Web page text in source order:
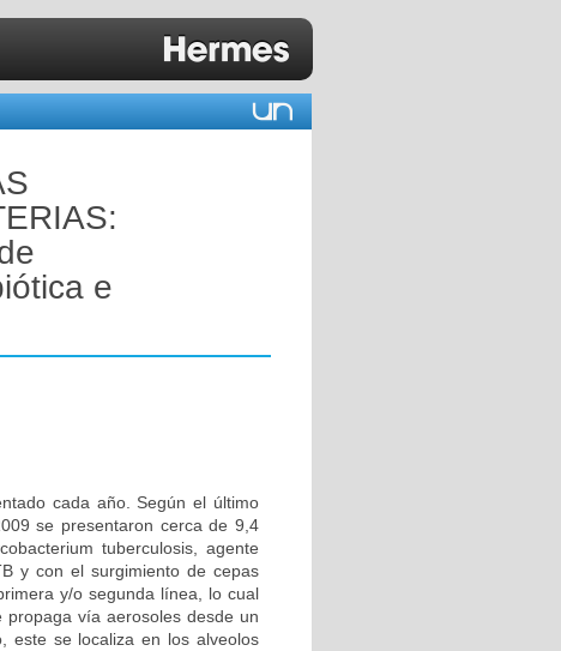
e
cada año. Según el último
se presentaron cerca de 9,4
tuberculosis, agente
y con el surgimiento de cepas
y/o segunda línea, lo cual
vía aerosoles desde un
este se localiza en los alveolos